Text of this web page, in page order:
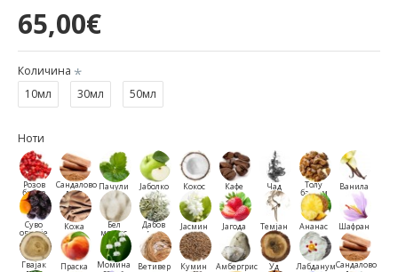
65,00€
Количина
10мл
30мл 50мл
Ноти
Розов
бибер
Сандалово
дрво
Пачули Јаболко Кокос Кафе Чад Толу
балсам
Ванила
Суво
овошје
Кожа Бел
мошус
Дабов
мов
Јасмин Јагода Темјан Ананас Шафран
Гвајак Праска Момина Ветивер Кумин Амбергрис Уд ЛабданумСандалово